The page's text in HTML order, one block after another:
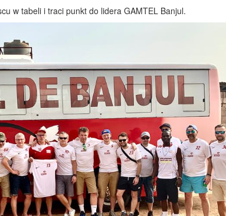
w tabeli i traci punkt do lidera GAMTEL Banjul.